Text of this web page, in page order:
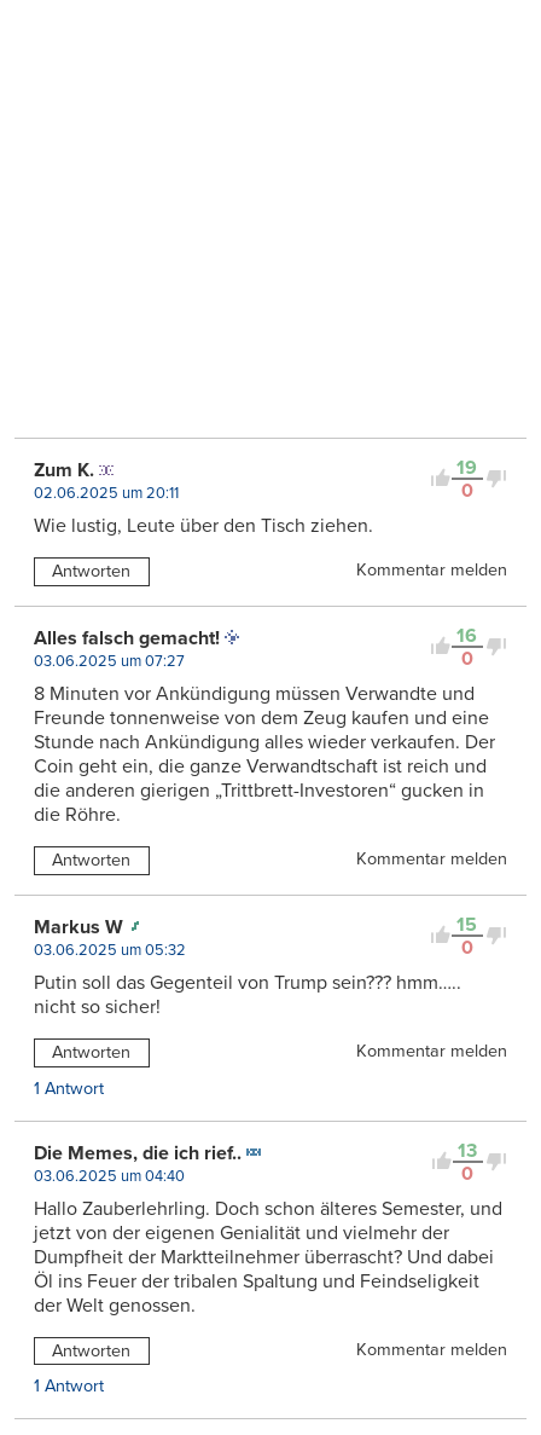
19
0
Zum K.
02.06.2025 um 20:11
Wie lustig, Leute über den Tisch ziehen.
Antworten Kommentar melden
16
0
Alles falsch gemacht!
03.06.2025 um 07:27
8 Minuten vor Ankündigung müssen Verwandte und
Freunde tonnenweise von dem Zeug kaufen und eine
Stunde nach Ankündigung alles wieder verkaufen. Der
Coin geht ein, die ganze Verwandtschaft ist reich und
die anderen gierigen „Trittbrett-Investoren“ gucken in
die Röhre.
Antworten Kommentar melden
15
0
Markus W
03.06.2025 um 05:32
Putin soll das Gegenteil von Trump sein??? hmm…..
nicht so sicher!
Antworten
Kommentar melden
1 Antwort
13
0
Die Memes, die ich rief..
03.06.2025 um 04:40
Hallo Zauberlehrling. Doch schon älteres Semester, und
jetzt von der eigenen Genialität und vielmehr der
Dumpfheit der Marktteilnehmer überrascht? Und dabei
Öl ins Feuer der tribalen Spaltung und Feindseligkeit
der Welt genossen.
Antworten
Kommentar melden
1 Antwort